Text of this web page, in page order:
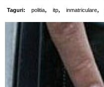
Taguri: politia, itp, inmatriculare,